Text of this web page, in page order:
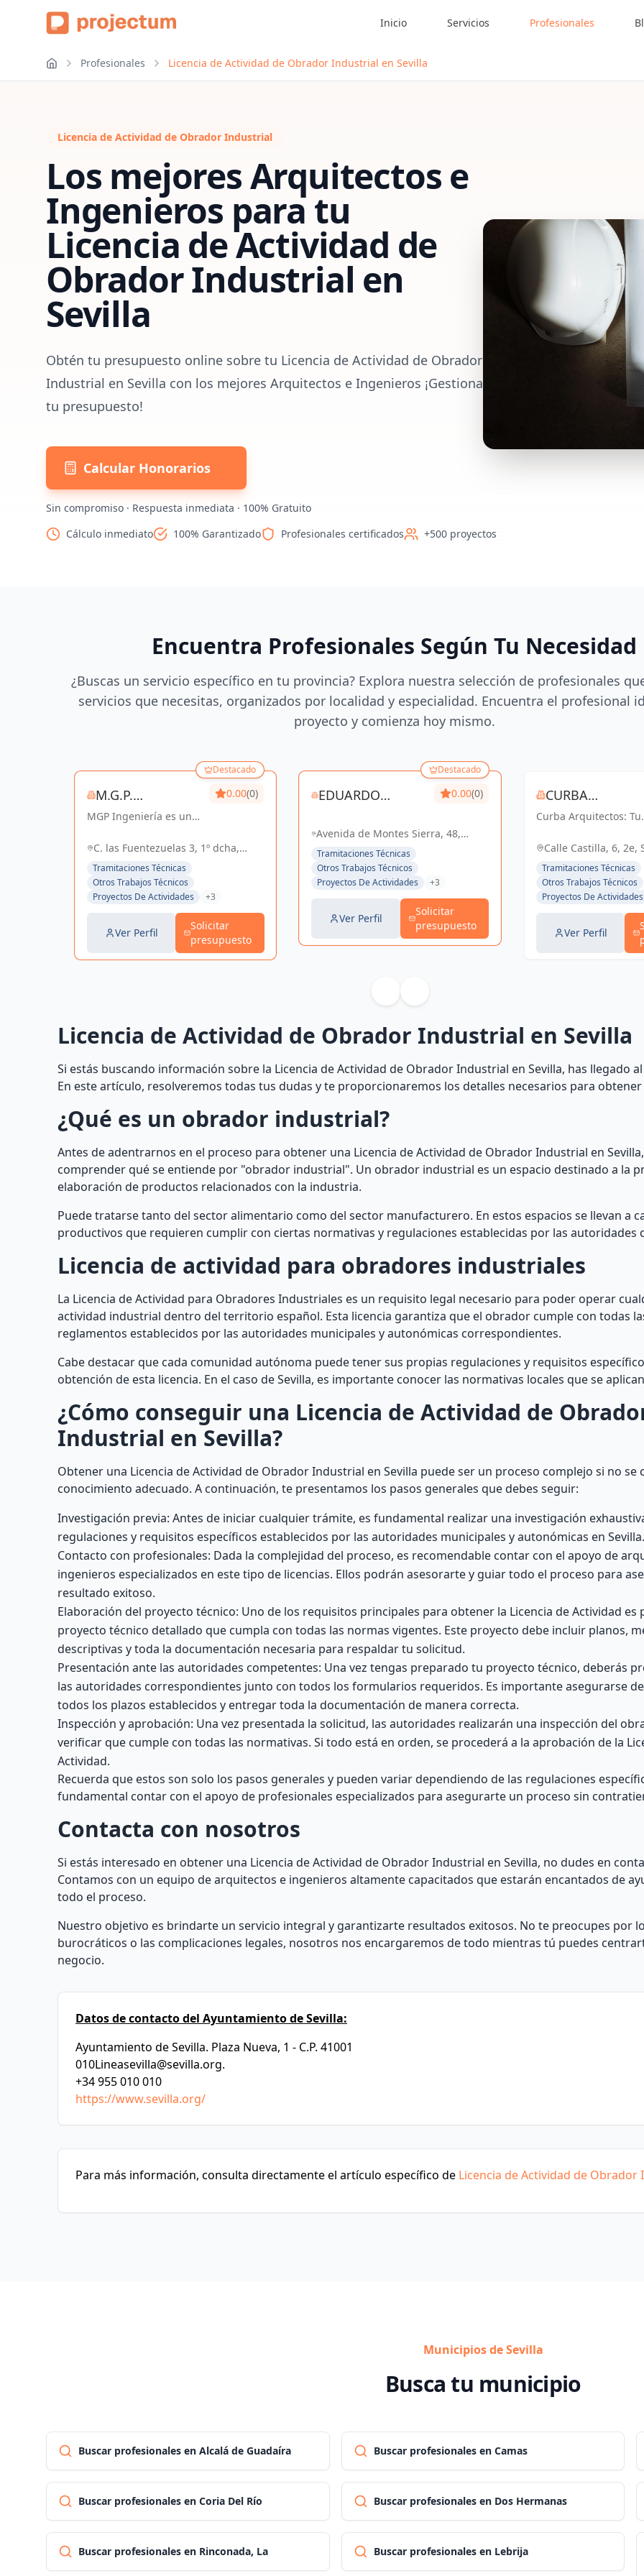
Inicio Servicios Profesionales
Profesionales Licencia de Actividad de Obrador Industrial en Sevilla
Licencia de Actividad de Obrador Industrial
Los mejores Arquitectos e
Ingenieros para tu
Licencia de Actividad de
Obrador Industrial en
Sevilla
Obtén tu presupuesto online sobre tu Licencia de Actividad de Obrador
Industrial en Sevilla con los mejores Arquitectos e Ingenieros ¡Gestiona
tu presupuesto!
Calcular Honorarios
Sin compromiso · Respuesta inmediata · 100% Gratuito
Cálculo inmediato
100% Garantizado Profesionales certificados +500 proyectos
Encuentra Profesionales Según Tu Necesidad
¿Buscas un servicio específico en tu provincia? Explora nuestra selección de profesionales
servicios que necesitas, organizados por localidad y especialidad. Encuentra el profesional
proyecto y comienza hoy mismo.
Destacado
M.G.P.
INGENIERIA, S.L.
MGP Ingeniería es una
desarrollo de proyectos
Arquitectura. Posee una
amplia experiencia en
el sector Industrial,
Logístico, Comercial...
0.00(0)
C. las Fuentezuelas 3, 1º dcha,
Sevilla, España, España
Tramitaciones Técnicas
Otros Trabajos Técnicos
Proyectos De Actividades
+3
Ver Perfil
Solicitar
presupuesto
Destacado
EDUARDO
ALBA
0.00(0)
Avenida de Montes Sierra, 48,
Sevilla, España. Planta 1ª. Módulo
4B, España
Tramitaciones Técnicas
Otros Trabajos Técnicos
Proyectos De Actividades
+3
Ver Perfil
Solicitar
presupuesto
CURBA
ARQUITECTOS
Curba Arquitectos: Tu
arquitectura y
experiencia, ofrecemos
servicios integrales que
van desde proyectos
Calle Castilla, 6, 2e,
España, España
Tramitaciones Técnicas
Otros Trabajos Técnicos
Proyectos De Actividades
Ver Perfil
Licencia de Actividad de Obrador Industrial en Sevilla
Si estás buscando información sobre la Licencia de Actividad de Obrador Industrial en Sevilla, has llegado
En este artículo, resolveremos todas tus dudas y te proporcionaremos los detalles necesarios para obtener
¿Qué es un obrador industrial?
Antes de adentrarnos en el proceso para obtener una Licencia de Actividad de Obrador Industrial en
comprender qué se entiende por "obrador industrial". Un obrador industrial es un espacio destinado a la
elaboración de productos relacionados con la industria.
Puede tratarse tanto del sector alimentario como del sector manufacturero. En estos espacios se llevan a
productivos que requieren cumplir con ciertas normativas y regulaciones establecidas por las autoridades
Licencia de actividad para obradores industriales
La Licencia de Actividad para Obradores Industriales es un requisito legal necesario para poder operar
actividad industrial dentro del territorio español. Esta licencia garantiza que el obrador cumple con todas
reglamentos establecidos por las autoridades municipales y autonómicas correspondientes.
Cabe destacar que cada comunidad autónoma puede tener sus propias regulaciones y requisitos
obtención de esta licencia. En el caso de Sevilla, es importante conocer las normativas locales que se
¿Cómo conseguir una Licencia de Actividad de
Industrial en Sevilla?
Obtener una Licencia de Actividad de Obrador Industrial en Sevilla puede ser un proceso complejo si no se
conocimiento adecuado. A continuación, te presentamos los pasos generales que debes seguir:
Investigación previa: Antes de iniciar cualquier trámite, es fundamental realizar una investigación
regulaciones y requisitos específicos establecidos por las autoridades municipales y autonómicas en Sevilla.
Contacto con profesionales: Dada la complejidad del proceso, es recomendable contar con el apoyo de
ingenieros especializados en este tipo de licencias. Ellos podrán asesorarte y guiar todo el proceso para
resultado exitoso.
Elaboración del proyecto técnico: Uno de los requisitos principales para obtener la Licencia de Actividad es
proyecto técnico detallado que cumpla con todas las normas vigentes. Este proyecto debe incluir planos,
descriptivas y toda la documentación necesaria para respaldar tu solicitud.
Presentación ante las autoridades competentes: Una vez tengas preparado tu proyecto técnico, deberás
las autoridades correspondientes junto con todos los formularios requeridos. Es importante asegurarse
todos los plazos establecidos y entregar toda la documentación de manera correcta.
Inspección y aprobación: Una vez presentada la solicitud, las autoridades realizarán una inspección del
verificar que cumple con todas las normativas. Si todo está en orden, se procederá a la aprobación de la
Actividad.
Recuerda que estos son solo los pasos generales y pueden variar dependiendo de las regulaciones
fundamental contar con el apoyo de profesionales especializados para asegurarte un proceso sin
Contacta con nosotros
Si estás interesado en obtener una Licencia de Actividad de Obrador Industrial en Sevilla, no dudes en
Contamos con un equipo de arquitectos e ingenieros altamente capacitados que estarán encantados de
todo el proceso.
Nuestro objetivo es brindarte un servicio integral y garantizarte resultados exitosos. No te preocupes por
burocráticos o las complicaciones legales, nosotros nos encargaremos de todo mientras tú puedes
negocio.
Datos de contacto del Ayuntamiento de Sevilla:
Ayuntamiento de Sevilla. Plaza Nueva, 1 - C.P. 41001
010Lineasevilla@sevilla.org.
+34 955 010 010
https://www.sevilla.org/
Para más información, consulta directamente el artículo específico de Licencia de Actividad de Obrador
Municipios de Sevilla
Busca tu municipio
Buscar profesionales en Alcalá de Guadaíra Buscar profesionales en Camas
Buscar profesionales en Coria Del Río Buscar profesionales en Dos Hermanas
Buscar profesionales en Rinconada, La Buscar profesionales en Lebrija